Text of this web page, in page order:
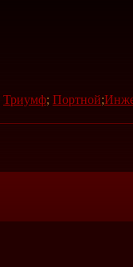
Триумф; Портной;